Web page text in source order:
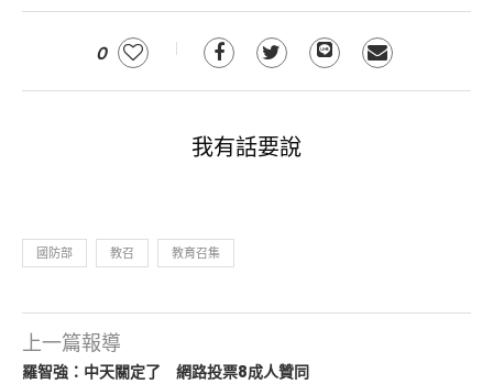
0
我有話要說
國防部 教召 教育召集
上一篇報導
羅智強：中天關定了 網路投票8成人贊同